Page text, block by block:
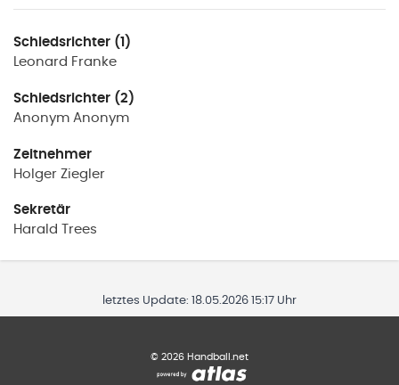
Schiedsrichter (1)
Leonard Franke
Schiedsrichter (2)
Anonym Anonym
Zeitnehmer
Holger Ziegler
Sekretär
Harald
Trees
letztes Update: 18.05.2026 15:17 Uhr
© 2026 Handball.net